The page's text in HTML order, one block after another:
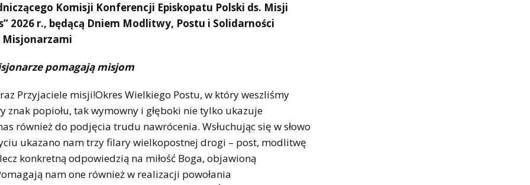
Komisji Konferencji Episkopatu Polski ds. Misji
2026 r., będącą Dniem Modlitwy, Postu i Solidarności
Misjonarzami
pomagają misjom
Przyjaciele misji!Okres Wielkiego Postu, w który weszliśmy
popiołu, tak wymowny i głęboki nie tylko ukazuje
również do podjęcia trudu nawrócenia. Wsłuchując się w słowo
ukazano nam trzy filary wielkopostnej drogi – post, modlitwę
konkretną odpowiedzią na miłość Boga, objawioną
nam one również w realizacji powołania